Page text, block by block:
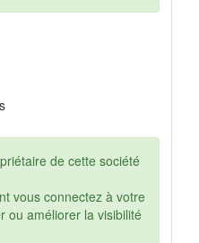
de cette société
vous connectez à votre
ou améliorer la visibilité